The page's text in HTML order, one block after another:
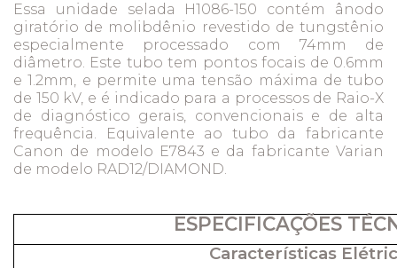
Essa unidade selada H1086-150 contém ânodo
giratório de molibdênio revestido de tungstênio
especialmente processado com 74mm de
diâmetro. Este tubo tem pontos focais de 0.6mm
e 1.2mm, e permite uma tensão máxima de tubo
de 150 kV, e é indicado para a processos de Raio-X
de diagnóstico gerais, convencionais e de alta
frequência. Equivalente ao tubo da fabricante
Canon de modelo E7843 e da fabricante Varian
de modelo RAD12/DIAMOND.
ESPECIFICAÇÕES
Características